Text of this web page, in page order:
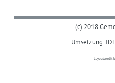
(c) 2018
Umsetzung:
Layoutcredit